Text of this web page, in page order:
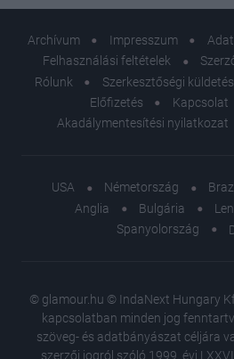
Archívum Impresszum
Felhasználási feltételek
Rólunk
Szerkesztőségi küldetés
Előfizetés
Kapcsolat
Akadálymentesítési nyilatkozat
USA Németország
Anglia
Bulgária
Spanyolország
© glamour.hu © IndaNext Hungary
kapcsolatban minden jog
szöveg- és adatbányászat céljára
szerzői jogról szóló 1999. évi